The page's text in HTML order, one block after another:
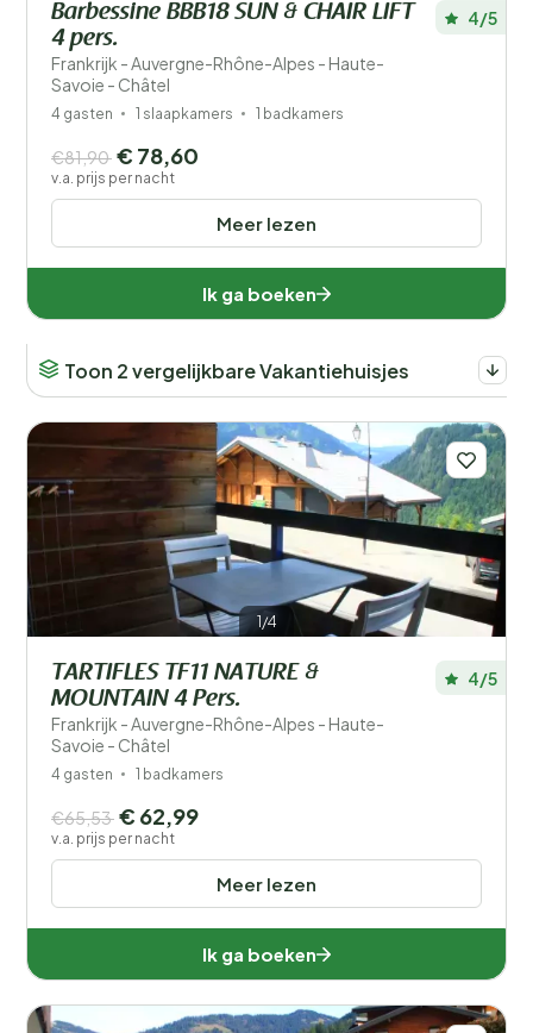
Barbessine BBB18 SUN & CHAIR LIFT
4 pers.
Frankrijk - Auvergne-Rhône-Alpes - Haute-
Savoie - Châtel
4/5
4 gasten 1 slaapkamers 1 badkamers
Meer lezen
€81,90 € 78,60
v.a. prijs per nacht
Ik ga boeken
Toon 2 vergelijkbare Vakantiehuisjes
1/4
TARTIFLES TF11 NATURE &
MOUNTAIN 4 Pers.
Frankrijk - Auvergne-Rhône-Alpes - Haute-
Savoie - Châtel
4/5
4 gasten 1 badkamers
Meer lezen
€65,53 € 62,99
v.a. prijs per nacht
Ik ga boeken